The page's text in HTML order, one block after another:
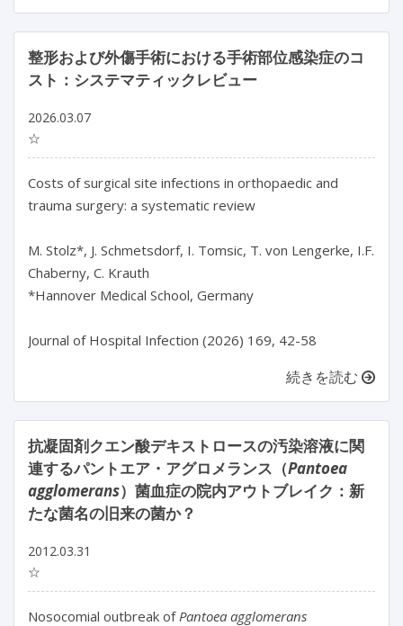
整形および外傷手術における手術部位感染症のコ
スト：システマティックレビュー
2026.03.07
☆
Costs of surgical site infections in orthopaedic and
trauma surgery: a systematic review
M. Stolz*, J. Schmetsdorf, I. Tomsic, T. von Lengerke, I.F.
Chaberny, C. Krauth
*Hannover Medical School, Germany
Journal of Hospital Infection (2026) 169, 42-58
続きを読む
抗凝固剤クエン酸デキストロースの汚染溶液に関
連するパントエア・アグロメランス（Pantoea
agglomerans）菌血症の院内アウトブレイク：新
たな菌名の旧来の菌か？
2012.03.31
☆
Nosocomial outbreak ofPantoea agglomerans